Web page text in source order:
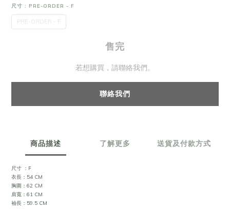
尺寸 : PRE-ORDER - F
PRE-ORDER - F
售完
若想購買，請聯絡我們。
聯絡我們
商品描述 了解更多 送貨及付款方式
尺寸 ：F
衣長：54 CM
胸圍：62 CM
肩寬：61 CM
袖長：59.5 CM